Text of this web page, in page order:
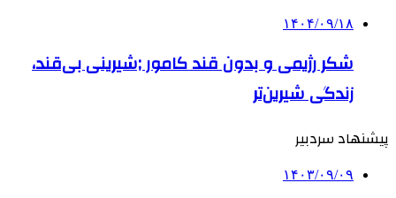
۱۴۰۴/۰۹/۱۸
شکر رژیمی و بدون قند کامور ;شیرینی بی‌قند،
زندگی شیرین‌تر
پیشنهاد سردبیر
۱۴۰۳/۰۹/۰۹